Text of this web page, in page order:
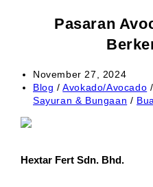
Pasaran
Post
published:
November 27, 2024
Post
category:
Blog / Avokado/Avocado /
Sayuran & Bungaan /
Hextar Fert Sdn. Bhd.